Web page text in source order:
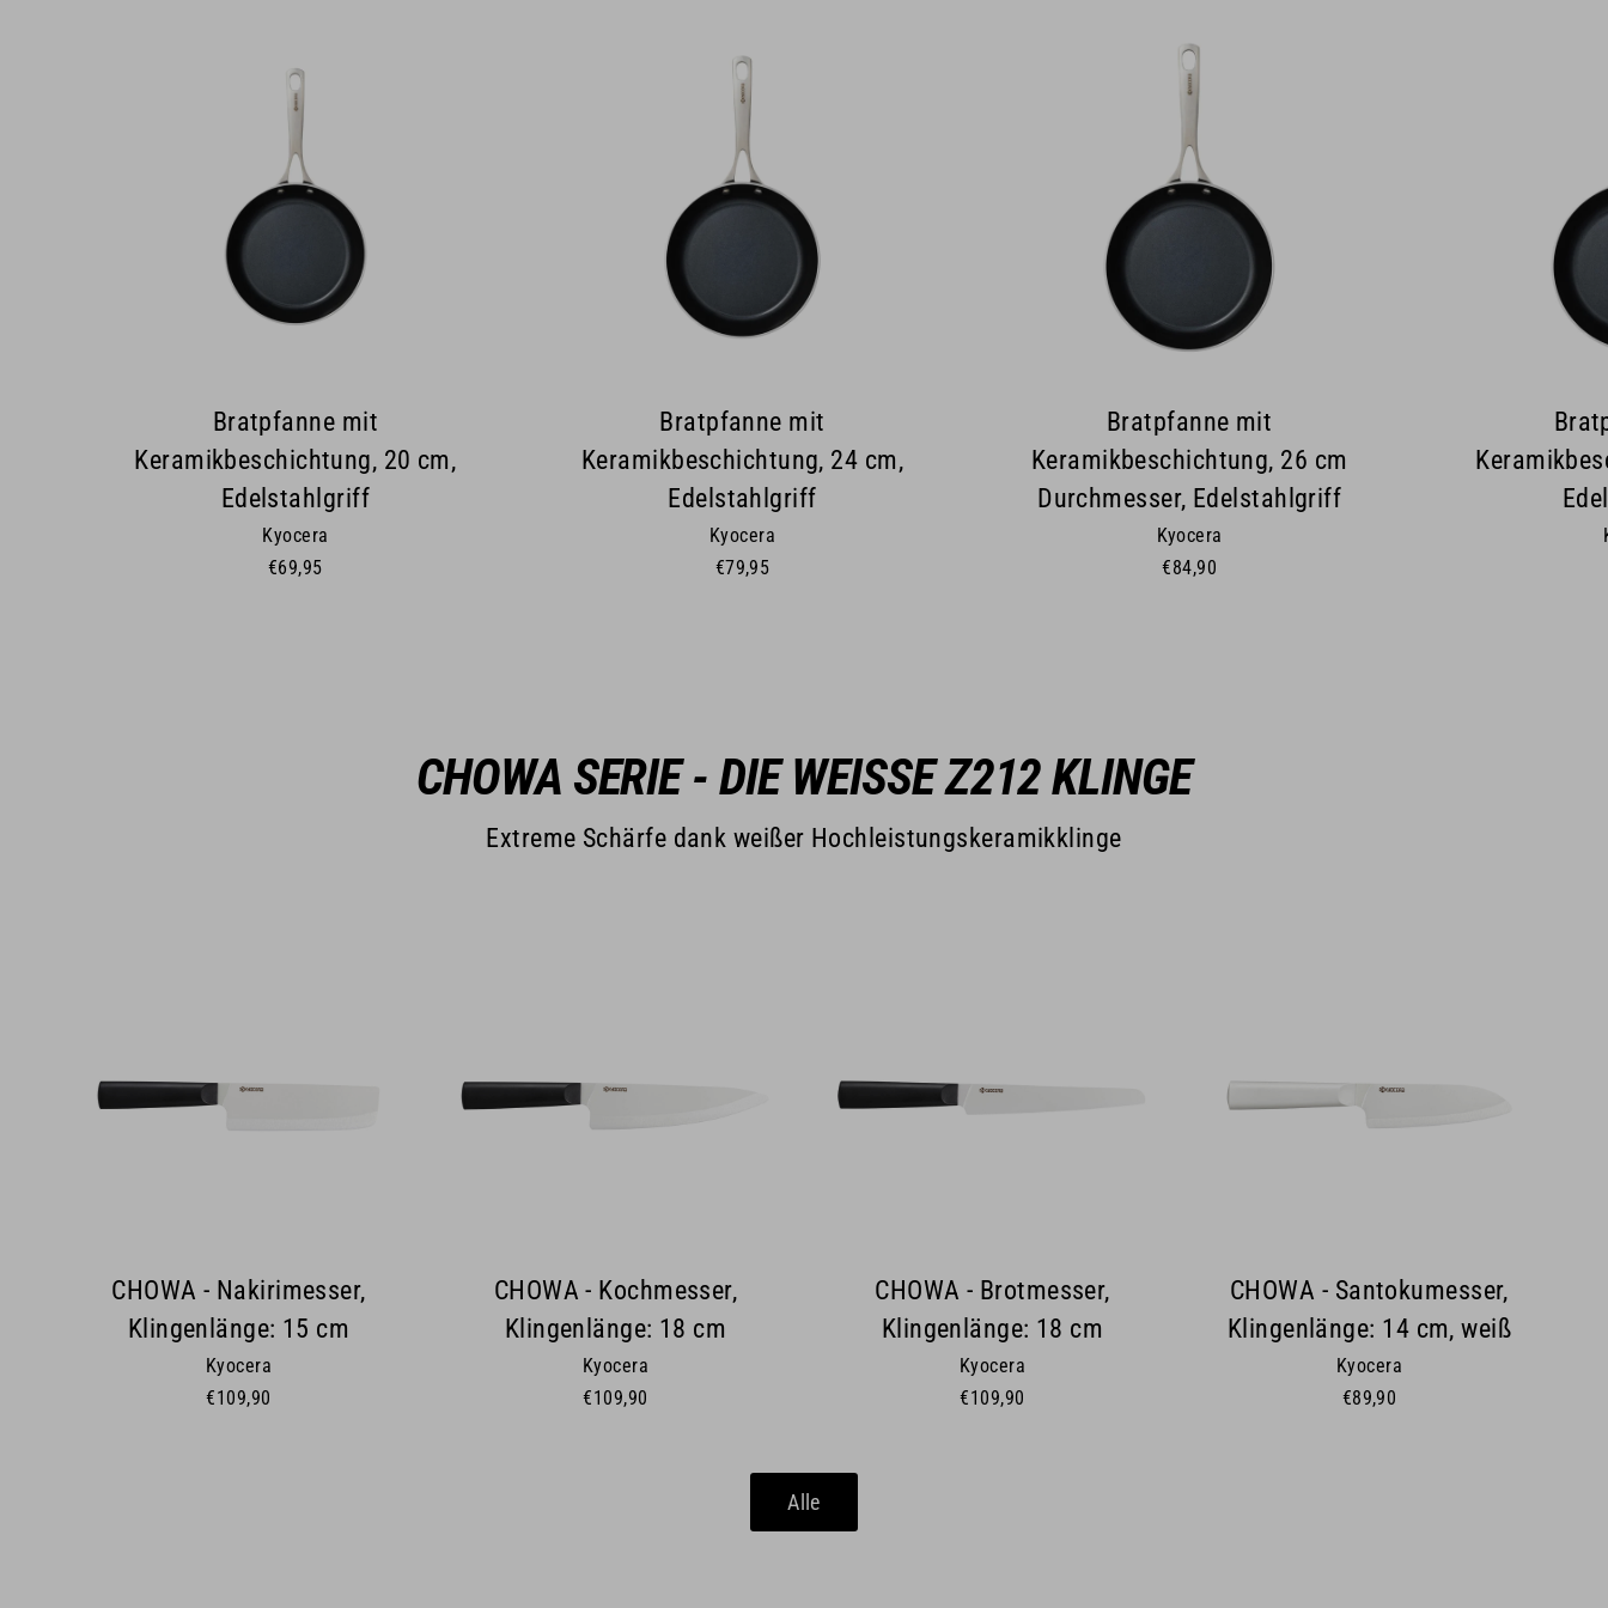
Bratpfanne mit
Keramikbeschichtung, 20 cm,
Edelstahlgriff
Kyocera
€69,95
Bratpfanne mit
Keramikbeschichtung, 24 cm,
Edelstahlgriff
Kyocera
€79,95
Bratpfanne mit
Keramikbeschichtung, 26 cm
Durchmesser, Edelstahlgriff
Kyocera
€84,90
CHOWA SERIE - DIE WEISSE Z212 KLINGE
Extreme Schärfe dank weißer Hochleistungskeramikklinge
CHOWA - Nakirimesser,
Klingenlänge: 15 cm
Kyocera
€109,90
CHOWA - Kochmesser,
Klingenlänge: 18 cm
Kyocera
€109,90
CHOWA - Brotmesser,
Klingenlänge: 18 cm
Kyocera
€109,90
CHOWA - Santokumesser,
Klingenlänge: 14 cm, weiß
Kyocera
€89,90
Alle